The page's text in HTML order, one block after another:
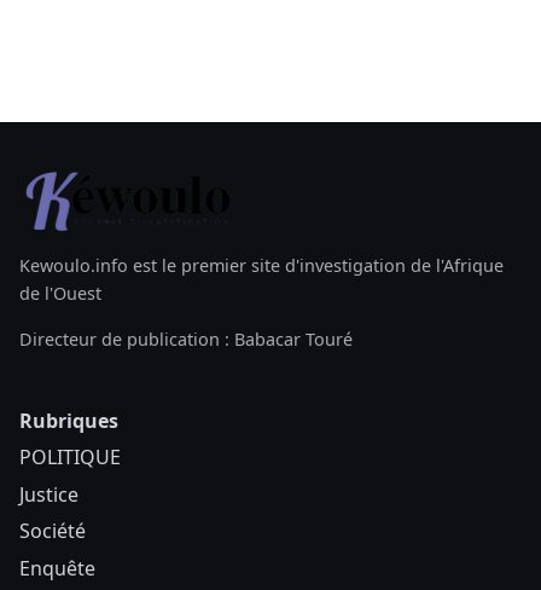
Kewoulo.info est le premier site d'investigation de l'Afrique
de l'Ouest
Directeur de publication : Babacar Touré
Rubriques
POLITIQUE
Justice
Société
Enquête